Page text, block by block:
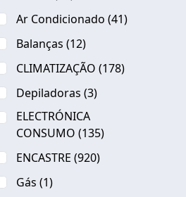
Ar Condicionado (41)
Balanças (12)
CLIMATIZAÇÃO (178)
Depiladoras (3)
ELECTRÓNICA
CONSUMO (135)
ENCASTRE (920)
Gás (1)